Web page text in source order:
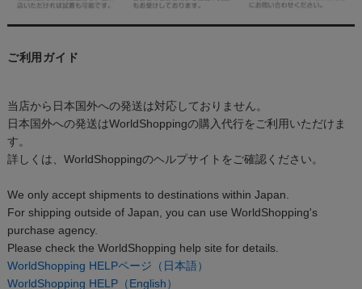
ご利用ガイド
当店から日本国外への発送は対応しておりません。
日本国外への発送はWorldShoppingの購入代行をご利用いただけま
す。
詳しくは、WorldShoppingのヘルプサイトをご確認ください。
We only accept shipments to destinations within Japan.
For shipping outside of Japan, you can use WorldShopping's
purchase agency.
Please check the WorldShopping help site for details.
WorldShopping HELPページ（日本語）
WorldShopping HELP（English）